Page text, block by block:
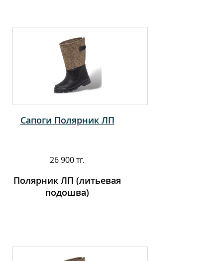
Сапоги Полярник ЛП
26 900 тг.
Полярник ЛП (литьевая
подошва)